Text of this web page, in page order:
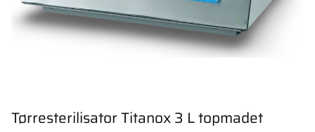
Tørresterilisator Titanox 3 L topmadet